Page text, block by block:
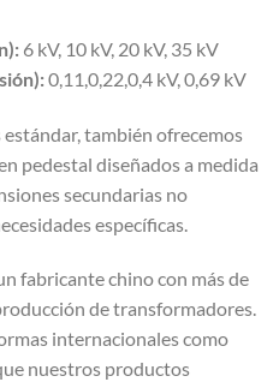
6 kV, 10 kV, 20 kV, 35 kV
0,11,0,22,0,4 kV, 0,69 kV
también ofrecemos
pedestal diseñados a medida
secundarias no
específicas.
fabricante chino con más de
de transformadores.
internacionales como
nuestros productos